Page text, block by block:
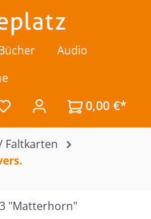
Audio
Du hast 0 Produkte auf
0,00 €*
Faltkarten